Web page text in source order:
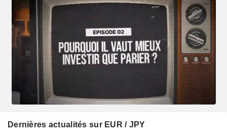
Dernières actualités sur EUR / JPY